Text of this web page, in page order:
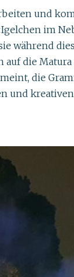
und
im
während
die
die
und kreativen